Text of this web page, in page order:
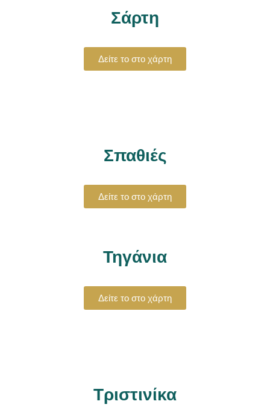
Σάρτη
Δείτε το στο χάρτη
Σπαθιές
Δείτε το στο χάρτη
Τηγάνια
Δείτε το στο χάρτη
Τριστινίκα